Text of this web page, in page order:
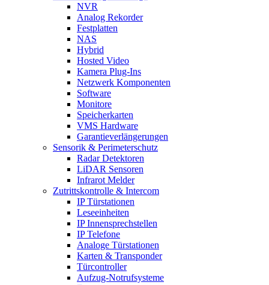
NVR
Analog Rekorder
Festplatten
NAS
Hybrid
Hosted Video
Kamera Plug-Ins
Netzwerk Komponenten
Software
Monitore
Speicherkarten
VMS Hardware
Garantieverlängerungen
Sensorik & Perimeterschutz
Radar Detektoren
LiDAR Sensoren
Infrarot Melder
Zutrittskontrolle & Intercom
IP Türstationen
Leseeinheiten
IP Innensprechstellen
IP Telefone
Analoge Türstationen
Karten & Transponder
Türcontroller
Aufzug-Notrufsysteme